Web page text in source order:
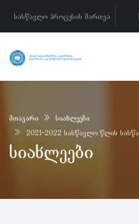
სასწავლო პროცესის მართვა
მთავარი
სიახლეები
2021-2022 სასწავლო წლის
სიახლეები